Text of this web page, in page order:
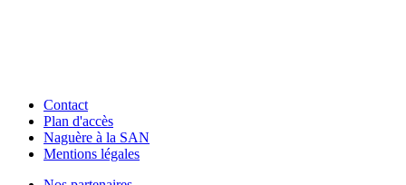
Contact
Plan d'accès
Naguère à la SAN
Mentions légales